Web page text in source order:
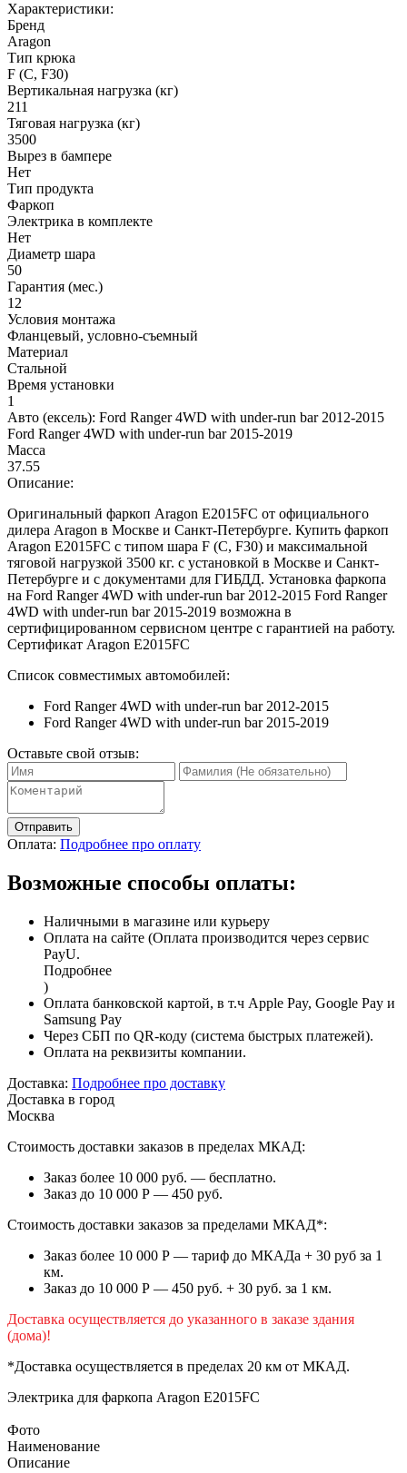
Характеристики:
Бренд
Aragon
Тип крюка
F (C, F30)
Вертикальная нагрузка (кг)
211
Тяговая нагрузка (кг)
3500
Вырез в бампере
Нет
Тип продукта
Фаркоп
Электрика в комплекте
Нет
Диаметр шара
50
Гарантия (мес.)
12
Условия монтажа
Фланцевый, условно-съемный
Материал
Стальной
Время установки
1
Авто (ексель): Ford Ranger 4WD with under-run bar 2012-2015
Ford Ranger 4WD with under-run bar 2015-2019
Масса
37.55
Описание:
Оригинальный фаркоп Aragon E2015FC от официального
дилера Aragon в Москве и Санкт-Петербурге. Купить фаркоп
Aragon E2015FC с типом шара F (C, F30) и максимальной
тяговой нагрузкой 3500 кг. с установкой в Москве и Санкт-
Петербурге и с документами для ГИБДД. Установка фаркопа
на Ford Ranger 4WD with under-run bar 2012-2015 Ford Ranger
4WD with under-run bar 2015-2019 возможна в
сертифицированном сервисном центре с гарантией на работу.
Сертификат Aragon E2015FC
Список совместимых автомобилей:
Ford Ranger 4WD with under-run bar 2012-2015
Ford Ranger 4WD with under-run bar 2015-2019
Оставьте свой отзыв:
Отправить
Оплата: Подробнее про оплату
Возможные способы оплаты:
Наличными в магазине или курьеру
Оплата на сайте (Оплата производится через сервис
PayU.
Подробнее
)
Оплата банковской картой, в т.ч Apple Pay, Google Pay и
Samsung Pay
Через СБП по QR-коду (система быстрых платежей).
Оплата на реквизиты компании.
Доставка: Подробнее про доставку
Доставка в город
Москва
Стоимость доставки заказов в пределах МКАД:
Заказ более 10 000 руб. — бесплатно.
Заказ до 10 000 Р — 450 руб.
Стоимость доставки заказов за пределами МКАД*:
Заказ более 10 000 Р — тариф до МКАДа + 30 руб за 1
км.
Заказ до 10 000 Р — 450 руб. + 30 руб. за 1 км.
Доставка осуществляется до указанного в заказе здания
(дома)!
*Доставка осуществляется в пределах 20 км от МКАД.
Электрика для фаркопа Aragon E2015FC
Фото
Наименование
Описание